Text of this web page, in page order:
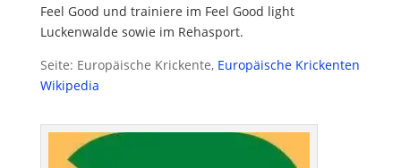
Feel Good und trainiere im Feel Good light
Luckenwalde sowie im Rehasport.
Seite: Europäische Krickente, Europäische Krickenten
Wikipedia